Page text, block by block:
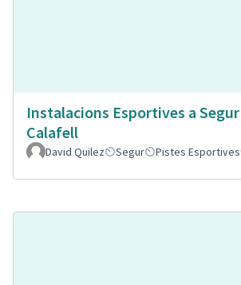
Instalacions Esportives a
Calafell
David Quilez Segur Pistes Esportives